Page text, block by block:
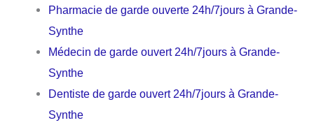
Pharmacie de garde ouverte 24h/7jours à Grande-
Synthe
Médecin de garde ouvert 24h/7jours à Grande-
Synthe
Dentiste de garde ouvert 24h/7jours à Grande-
Synthe